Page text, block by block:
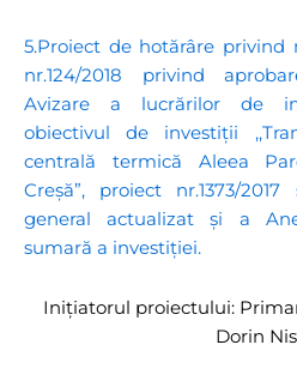
5.Proiect de hotărâre privind
nr.124/2018 privind
Avizare a lucrărilor de
obiectivul de investiții
centrală termică Aleea
Creșă”, proiect nr.1373/
general actualizat și a
sumară a investiției.
Inițiatorul proiectului:
Dorin